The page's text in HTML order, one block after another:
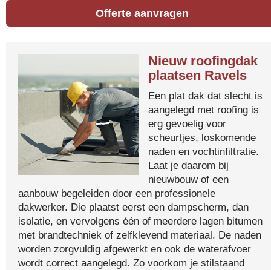
Offerte aanvragen
Nieuw roofingdak
plaatsen Ravels
Een plat dak dat slecht is
aangelegd met roofing is
erg gevoelig voor
scheurtjes, loskomende
naden en vochtinfiltratie.
Laat je daarom bij
nieuwbouw of een
aanbouw begeleiden door een professionele
dakwerker. Die plaatst eerst een dampscherm, dan
isolatie, en vervolgens één of meerdere lagen bitumen
met brandtechniek of zelfklevend materiaal. De naden
worden zorgvuldig afgewerkt en ook de waterafvoer
wordt correct aangelegd. Zo voorkom je stilstaand